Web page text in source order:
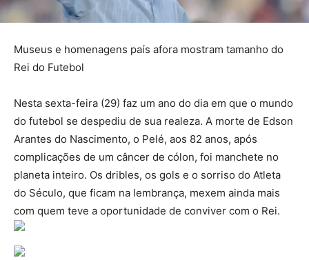
Museus e homenagens país afora mostram tamanho do
Rei do Futebol
Nesta sexta-feira (29) faz um ano do dia em que o mundo
do futebol se despediu de sua realeza. A morte de Edson
Arantes do Nascimento, o Pelé, aos 82 anos, após
complicações de um câncer de cólon, foi manchete no
planeta inteiro. Os dribles, os gols e o sorriso do Atleta
do Século, que ficam na lembrança, mexem ainda mais
com quem teve a oportunidade de conviver com o Rei.